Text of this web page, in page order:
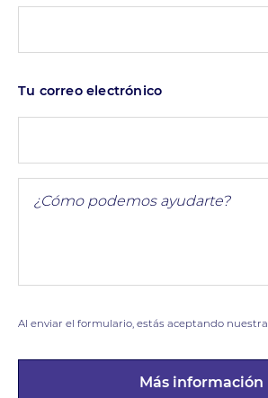
Tu correo electrónico
Al enviar el formulario, estás aceptando nuestra